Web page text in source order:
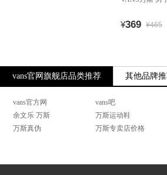
¥369 ¥465
vans官网旗舰店品类推荐 其他品牌
vans官方网 vans吧
余文乐 万斯
万斯运动鞋
万斯真伪
万斯专卖店价格